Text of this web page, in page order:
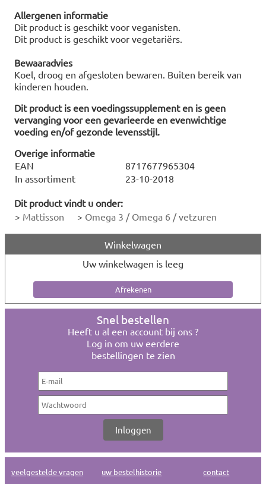
Allergenen informatie
Dit product is geschikt voor veganisten.
Dit product is geschikt voor vegetariërs.
Bewaaradvies
Koel, droog en afgesloten bewaren. Buiten bereik van
kinderen houden.
Dit product is een voedingssupplement en is geen
vervanging voor een gevarieerde en evenwichtige
voeding en/of gezonde levensstijl.
Overige informatie
EAN
8717677965304
In assortiment
23-10-2018
Dit product vindt u onder:
> Mattisson > Omega 3 / Omega 6 / vetzuren
Winkelwagen
Uw winkelwagen is leeg
Snel bestellen
Heeft u al een account bij ons ?
Log in om uw eerdere
bestellingen te zien
veelgestelde vragen uw bestelhistorie contact